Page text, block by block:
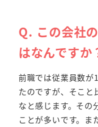
Q. この会社
はなんですか
前職では従業員数が
たのですが、そこと
なと感じます。その
ことが多いです。ま